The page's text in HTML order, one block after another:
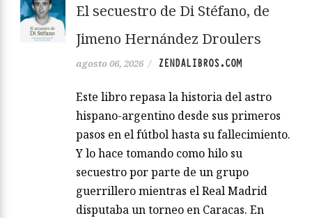
El secuestro de Di Stéfano, de
Jimeno Hernández Droulers
agosto 06, 2026 / ZENDALIBROS.COM
Este libro repasa la historia del astro
hispano-argentino desde sus primeros
pasos en el fútbol hasta su fallecimiento.
Y lo hace tomando como hilo su
secuestro por parte de un grupo
guerrillero mientras el Real Madrid
disputaba un torneo en Caracas. En